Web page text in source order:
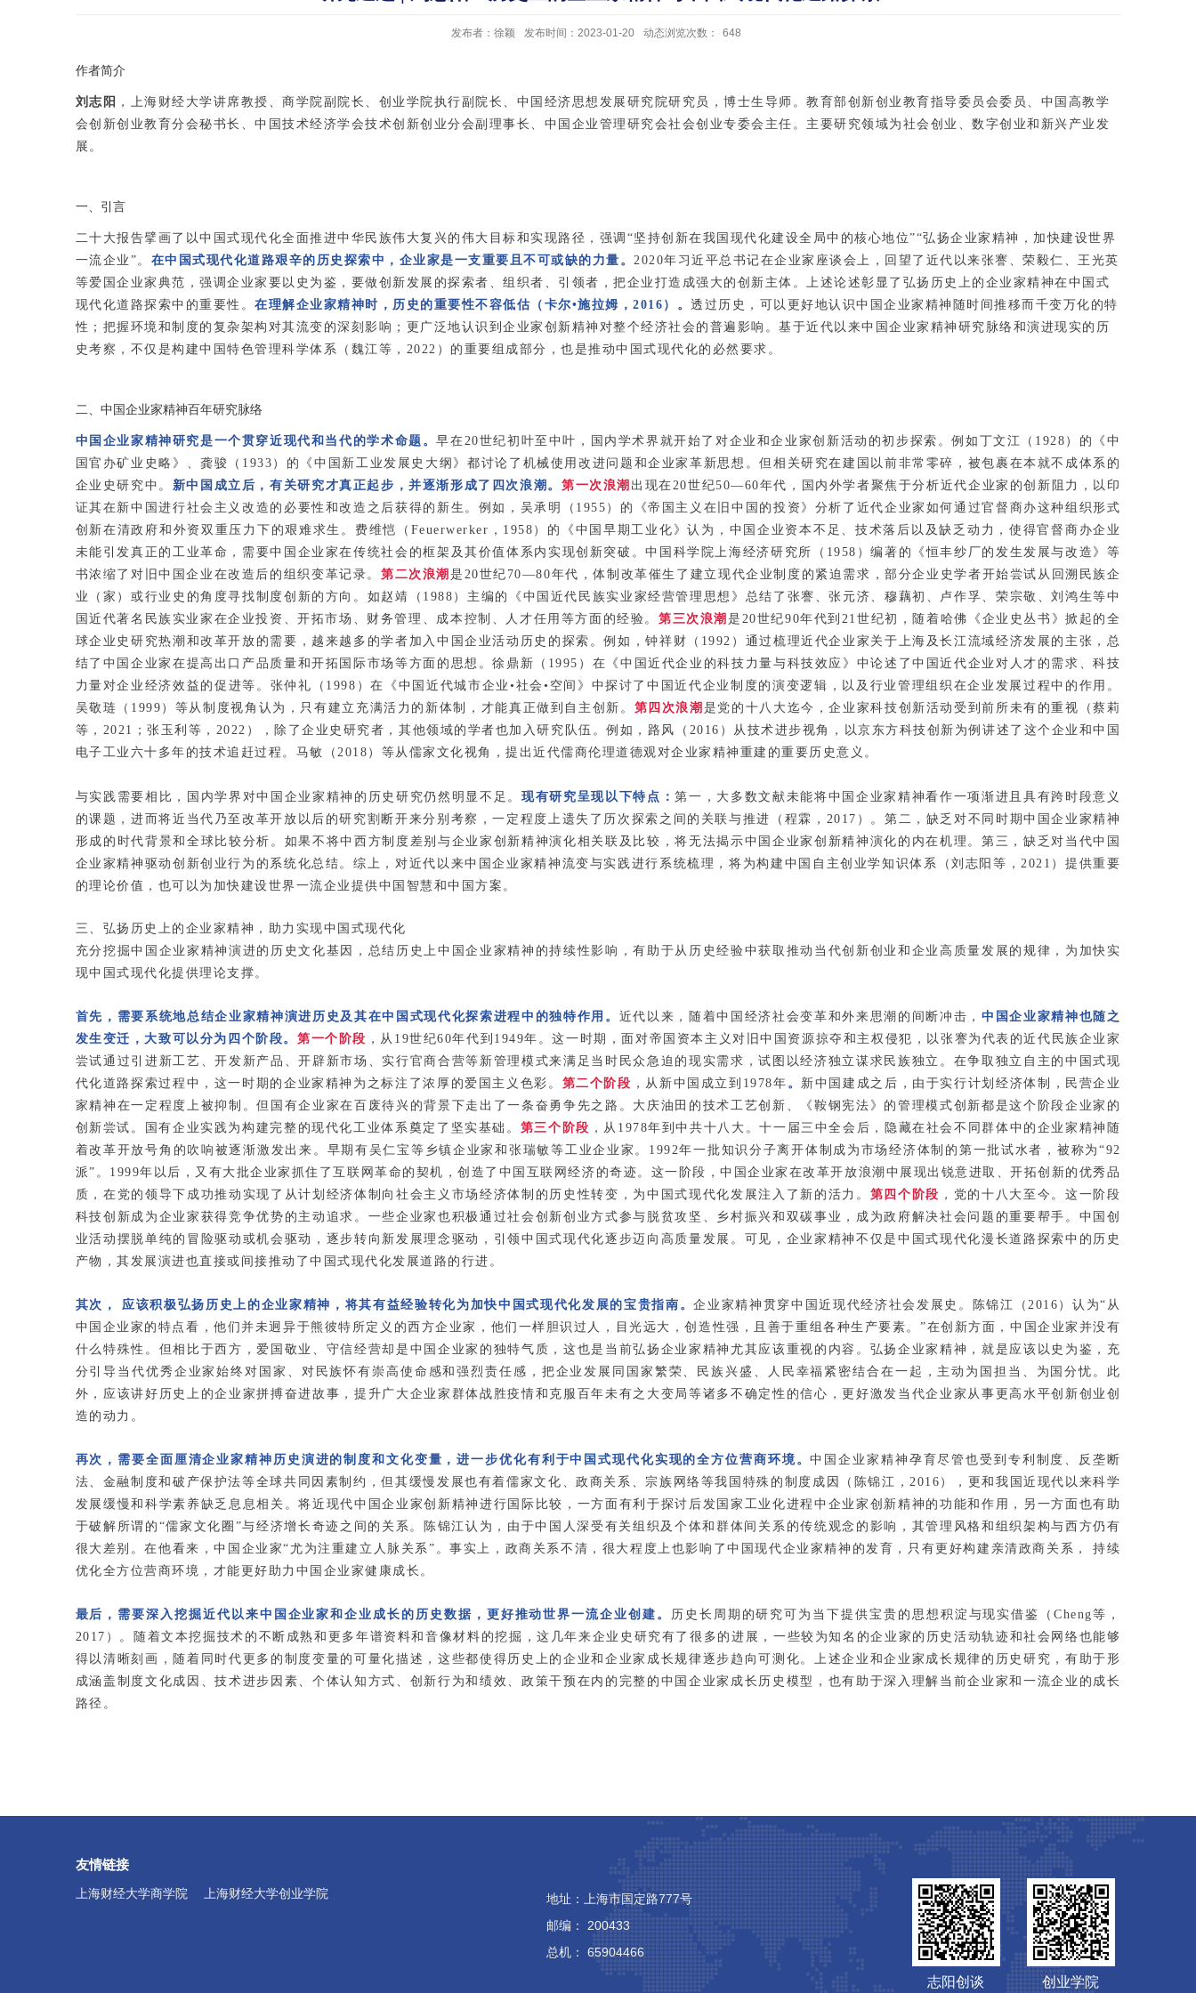
发布者：徐颖 发布时间：2023-01-20 动态浏览次数： 648
作者简介
刘志阳 ，上海财经大学讲席教授、商学院副院长、创业学院执行副院长、中国经济思想发展研究院研究员，博士生导师。教育部创新创业教育指导委员会委员、中国高教学
会创新创业教育分会秘书长、中国技术经济学会技术创新创业分会副理事长、中国企业管理研究会社会创业专委会主任。主要研究领域为社会创业、数字创业和新兴产业发
展。
一、引言
二十大报告擘画了以中国式现代化全面推进中华民族伟大复兴的伟大目标和实现路径，强调“坚持创新在我国现代化建设全局中的核心地位”“弘扬企业家精神，加快建设世界
一流企业”。 在中国式现代化道路艰辛的历史探索中，企业家是一支重要且不可或缺的力量。 2020年习近平总书记在企业家座谈会上，回望了近代以来张謇、荣毅仁、王光英
等爱国企业家典范，强调企业家要以史为鉴，要做创新发展的探索者、组织者、引领者，把企业打造成强大的创新主体。上述论述彰显了弘扬历史上的企业家精神在中国式
现代化道路探索中的重要性。 在理解企业家精神时，历史的重要性不容低估（卡尔•施拉姆，2016）。 透过历史，可以更好地认识中国企业家精神随时间推移而千变万化的特
性；把握环境和制度的复杂架构对其流变的深刻影响；更广泛地认识到企业家创新精神对整个经济社会的普遍影响。基于近代以来中国企业家精神研究脉络和演进现实的历
史考察，不仅是构建中国特色管理科学体系（魏江等，2022）的重要组成部分，也是推动中国式现代化的必然要求。
二、中国企业家精神百年研究脉络
中国企业家精神研究是一个贯穿近现代和当代的学术命题。早在20世纪初叶至中叶，国内学术界就开始了对企业和企业家创新活动的初步探索。例如丁文江（1928）的《中
国官办矿业史略》、龚骏（1933）的《中国新工业发展史大纲》都讨论了机械使用改进问题和企业家革新思想。但相关研究在建国以前非常零碎，被包裹在本就不成体系的
企业史研究中。 新中国成立后，有关研究才真正起步，并逐渐形成了四次浪潮。 第一次浪潮 出现在20世纪50—60年代，国内外学者聚焦于分析近代企业家的创新阻力，以印
证其在新中国进行社会主义改造的必要性和改造之后获得的新生。例如，吴承明（1955）的《帝国主义在旧中国的投资》分析了近代企业家如何通过官督商办这种组织形式
创新在清政府和外资双重压力下的艰难求生。费维恺（Feuerwerker，1958）的《中国早期工业化》认为，中国企业资本不足、技术落后以及缺乏动力，使得官督商办企业
未能引发真正的工业革命，需要中国企业家在传统社会的框架及其价值体系内实现创新突破。中国科学院上海经济研究所（1958）编著的《恒丰纱厂的发生发展与改造》等
书浓缩了对旧中国企业在改造后的组织变革记录。 第二次浪潮是20世纪70—80年代，体制改革催生了建立现代企业制度的紧迫需求，部分企业史学者开始尝试从回溯民族企
业（家）或行业史的角度寻找制度创新的方向。如赵靖（1988）主编的《中国近代民族实业家经营管理思想》总结了张謇、张元济、穆藕初、卢作孚、荣宗敬、刘鸿生等中
国近代著名民族实业家在企业投资、开拓市场、财务管理、成本控制、人才任用等方面的经验。第三次浪潮是20世纪90年代到21世纪初，随着哈佛《企业史丛书》掀起的全
球企业史研究热潮和改革开放的需要，越来越多的学者加入中国企业活动历史的探索。例如，钟祥财（1992）通过梳理近代企业家关于上海及长江流域经济发展的主张，总
结了中国企业家在提高出口产品质量和开拓国际市场等方面的思想。徐鼎新（1995）在《中国近代企业的科技力量与科技效应》中论述了中国近代企业对人才的需求、科技
力量对企业经济效益的促进等。张仲礼（1998）在《中国近代城市企业•社会•空间》中探讨了中国近代企业制度的演变逻辑，以及行业管理组织在企业发展过程中的作用。
吴敬琏（1999）等从制度视角认为，只有建立充满活力的新体制，才能真正做到自主创新。 第四次浪潮 是党的十八大迄今，企业家科技创新活动受到前所未有的重视（蔡莉
等，2021；张玉利等，2022），除了企业史研究者，其他领域的学者也加入研究队伍。例如，路风（2016）从技术进步视角，以京东方科技创新为例讲述了这个企业和中国
电子工业六十多年的技术追赶过程。马敏（2018）等从儒家文化视角，提出近代儒商伦理道德观对企业家精神重建的重要历史意义。
与实践需要相比，国内学界对中国企业家精神的历史研究仍然明显不足。 现有研究呈现以下特点：第一，大多数文献未能将中国企业家精神看作一项渐进且具有跨时段意义
的课题，进而将近当代乃至改革开放以后的研究割断开来分别考察，一定程度上遗失了历次探索之间的关联与推进（程霖，2017）。第二，缺乏对不同时期中国企业家精神
形成的时代背景和全球比较分析。如果不将中西方制度差别与企业家创新精神演化相关联及比较，将无法揭示中国企业家创新精神演化的内在机理。第三，缺乏对当代中国
企业家精神驱动创新创业行为的系统化总结。综上，对近代以来中国企业家精神流变与实践进行系统梳理，将为构建中国自主创业学知识体系（刘志阳等，2021）提供重要
的理论价值，也可以为加快建设世界一流企业提供中国智慧和中国方案。
三、弘扬历史上的企业家精神，助力实现中国式现代化
充分挖掘中国企业家精神演进的历史文化基因，总结历史上中国企业家精神的持续性影响，有助于从历史经验中获取推动当代创新创业和企业高质量发展的规律，为加快实
现中国式现代化提供理论支撑。
首先，需要系统地总结企业家精神演进历史及其在中国式现代化探索进程中的独特作用。 近代以来，随着中国经济社会变革和外来思潮的间断冲击， 中国企业家精神也随之
发生变迁，大致可以分为四个阶段。 第一个阶段 ，从19世纪60年代到1949年。这一时期，面对帝国资本主义对旧中国资源掠夺和主权侵犯，以张謇为代表的近代民族企业家
尝试通过引进新工艺、开发新产品、开辟新市场、实行官商合营等新管理模式来满足当时民众急迫的现实需求，试图以经济独立谋求民族独立。在争取独立自主的中国式现
代化道路探索过程中，这一时期的企业家精神为之标注了浓厚的爱国主义色彩。 第二个阶段 ，从新中国成立到1978年 。 新中国建成之后，由于实行计划经济体制，民营企业
家精神在一定程度上被抑制。但国有企业家在百废待兴的背景下走出了一条奋勇争先之路。大庆油田的技术工艺创新、《鞍钢宪法》的管理模式创新都是这个阶段企业家的
创新尝试。国有企业实践为构建完整的现代化工业体系奠定了坚实基础。 第三个阶段 ，从1978年到中共十八大。十一届三中全会后，隐藏在社会不同群体中的企业家精神随
着改革开放号角的吹响被逐渐激发出来。 早期有吴仁宝等乡镇企业家和张瑞敏等工业企业家。1992年一批知识分子离开体制成为市场经济体制的第一批试水者，被称为“92
派”。1999年以后，又有大批企业家抓住了互联网革命的契机，创造了中国互联网经济的奇迹。这一阶段，中国企业家在改革开放浪潮中展现出锐意进取、开拓创新的优秀品
质，在党的领导下成功推动实现了从计划经济体制向社会主义市场经济体制的历史性转变，为中国式现代化发展注入了新的活力。 第四个阶段 ，党的十八大至今。这一阶段
科技创新成为企业家获得竞争优势的主动追求。 一些企业家也积极通过社会创新创业方式参与脱贫攻坚、乡村振兴和双碳事业，成为政府解决社会问题的重要帮手。中国创
业活动摆脱单纯的冒险驱动或机会驱动，逐步转向新发展理念驱动，引领中国式现代化逐步迈向高质量发展。可见，企业家精神不仅是中国式现代化漫长道路探索中的历史
产物，其发展演进也直接或间接推动了中国式现代化发展道路的行进。
其次， 应该积极弘扬历史上的企业家精神，将其有益经验转化为加快中国式现代化发展的宝贵指南。企业家精神贯穿中国近现代经济社会发展史。陈锦江（2016）认为“从
中国企业家的特点看，他们并未迥异于熊彼特所定义的西方企业家，他们一样胆识过人，目光远大，创造性强，且善于重组各种生产要素。”在创新方面，中国企业家并没有
什么特殊性。但相比于西方，爱国敬业、守信经营却是中国企业家的独特气质，这也是当前弘扬企业家精神尤其应该重视的内容。弘扬企业家精神，就是应该以史为鉴，充
分引导当代优秀企业家始终对国家、对民族怀有崇高使命感和强烈责任感，把企业发展同国家繁荣、民族兴盛、人民幸福紧密结合在一起，主动为国担当、为国分忧。此
外，应该讲好历史上的企业家拼搏奋进故事，提升广大企业家群体战胜疫情和克服百年未有之大变局等诸多不确定性的信心，更好激发当代企业家从事更高水平创新创业创
造的动力。
再次，需要全面厘清企业家精神历史演进的制度和文化变量，进一步优化有利于中国式现代化实现的全方位营商环境。中国企业家精神孕育尽管也受到专利制度、反垄断
法、金融制度和破产保护法等全球共同因素制约，但其缓慢发展也有着儒家文化、政商关系、宗族网络等我国特殊的制度成因（陈锦江，2016），更和我国近现代以来科学
发展缓慢和科学素养缺乏息息相关。将近现代中国企业家创新精神进行国际比较，一方面有利于探讨后发国家工业化进程中企业家创新精神的功能和作用，另一方面也有助
于破解所谓的“儒家文化圈”与经济增长奇迹之间的关系。陈锦江认为，由于中国人深受有关组织及个体和群体间关系的传统观念的影响，其管理风格和组织架构与西方仍有
很大差别。在他看来，中国企业家“尤为注重建立人脉关系”。事实上，政商关系不清，很大程度上也影响了中国现代企业家精神的发育，只有更好构建亲清政商关系， 持续
优化全方位营商环境，才能更好助力中国企业家健康成长。
最后，需要深入挖掘近代以来中国企业家和企业成长的历史数据，更好推动世界一流企业创建。 历史长周期的研究可为当下提供宝贵的思想积淀与现实借鉴（Cheng等，
2017）。随着文本挖掘技术的不断成熟和更多年谱资料和音像材料的挖掘，这几年来企业史研究有了很多的进展，一些较为知名的企业家的历史活动轨迹和社会网络也能够
得以清晰刻画，随着同时代更多的制度变量的可量化描述，这些都使得历史上的企业和企业家成长规律逐步趋向可测化。上述企业和企业家成长规律的历史研究，有助于形
成涵盖制度文化成因、技术进步因素、个体认知方式、创新行为和绩效、政策干预在内的完整的中国企业家成长历史模型，也有助于深入理解当前企业家和一流企业的成长
路径。
友情链接
上海财经大学商学院 上海财经大学创业学院
地址：上海市国定路777号
邮编： 200433
总机： 65904466
志阳创谈 创业学院